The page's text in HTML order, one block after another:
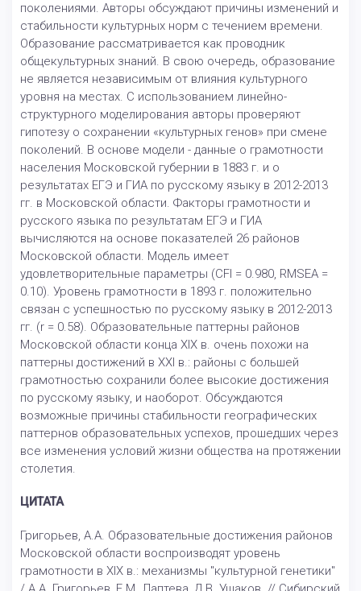
поколениями. Авторы обсуждают причины изменений и
стабильности культурных норм с течением времени.
Образование рассматривается как проводник
общекультурных знаний. В свою очередь, образование
не является независимым от влияния культурного
уровня на местах. С использованием линейно-
структурного моделирования авторы проверяют
гипотезу о сохранении «культурных генов» при смене
поколений. В основе модели - данные о грамотности
населения Московской губернии в 1883 г. и о
результатах ЕГЭ и ГИА по русскому языку в 2012-2013
гг. в Московской области. Факторы грамотности и
русского языка по результатам ЕГЭ и ГИА
вычисляются на основе показателей 26 районов
Московской области. Модель имеет
удовлетворительные параметры (CFI = 0.980, RMSEA =
0.10). Уровень грамотности в 1893 г. положительно
связан с успешностью по русскому языку в 2012-2013
гг. (r = 0.58). Образовательные паттерны районов
Московской области конца XIX в. очень похожи на
паттерны достижений в XXI в.: районы с большей
грамотностью сохранили более высокие достижения
по русскому языку, и наоборот. Обсуждаются
возможные причины стабильности географических
паттернов образовательных успехов, прошедших через
все изменения условий жизни общества на протяжении
столетия.
ЦИТАТА
Григорьев, А.А. Образовательные достижения районов
Московской области воспроизводят уровень
грамотности в XIX в.: механизмы "культурной генетики"